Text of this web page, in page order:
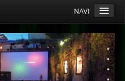
NAVI